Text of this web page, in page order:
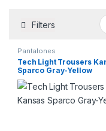
Filters
Pantalones
Tech Light Trousers
Sparco Gray-Yellow